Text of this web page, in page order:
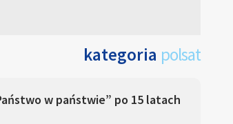
kategoria polsat
w państwie” po 15 latach